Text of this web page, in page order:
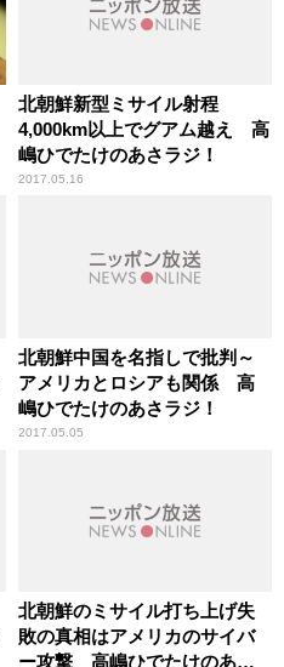
北朝鮮新型ミサイル射程
4,000km以上でグアム越え 高
嶋ひでたけのあさラジ！
2017.05.16
北朝鮮中国を名指しで批判～
アメリカとロシアも関係 高
嶋ひでたけのあさラジ！
2017.05.05
北朝鮮のミサイル打ち上げ失
敗の真相はアメリカのサイバ
ー攻撃 高嶋ひでたけのあさ